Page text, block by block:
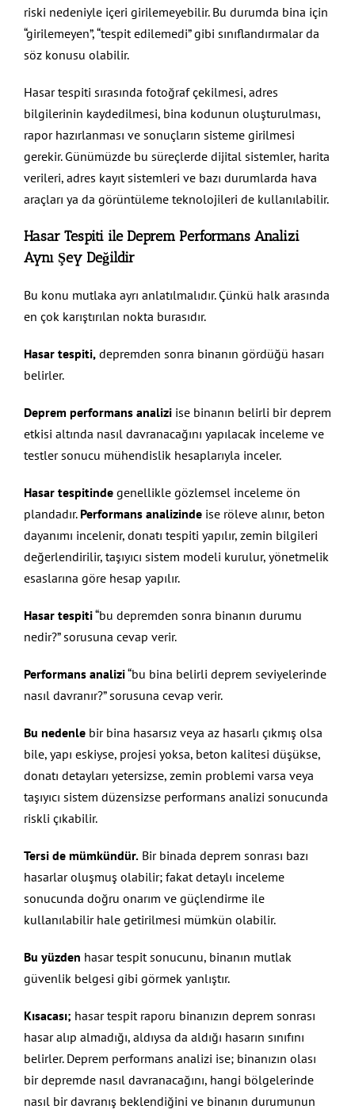
riski nedeniyle içeri girilemeyebilir. Bu durumda bina için
“girilemeyen”, “tespit edilemedi” gibi sınıflandırmalar da
söz konusu olabilir.
Hasar tespiti sırasında fotoğraf çekilmesi, adres
bilgilerinin kaydedilmesi, bina kodunun oluşturulması,
rapor hazırlanması ve sonuçların sisteme girilmesi
gerekir. Günümüzde bu süreçlerde dijital sistemler, harita
verileri, adres kayıt sistemleri ve bazı durumlarda hava
araçları ya da görüntüleme teknolojileri de kullanılabilir.
Hasar Tespiti ile Deprem Performans Analizi
Aynı Şey Değildir
Bu konu mutlaka ayrı anlatılmalıdır. Çünkü halk arasında
en çok karıştırılan nokta burasıdır.
Hasar tespiti,depremden sonra binanın gördüğü hasarı
belirler.
Deprem performans analiziise binanın belirli bir deprem
etkisi altında nasıl davranacağını yapılacak inceleme ve
testler sonucu mühendislik hesaplarıyla inceler.
Hasar tespitindegenellikle gözlemsel inceleme ön
plandadır. Performans analizindeise röleve alınır, beton
dayanımı incelenir, donatı tespiti yapılır, zemin bilgileri
değerlendirilir, taşıyıcı sistem modeli kurulur, yönetmelik
esaslarına göre hesap yapılır.
Hasar tespiti“bu depremden sonra binanın durumu
nedir?” sorusuna cevap verir.
Performans analizi“bu bina belirli deprem seviyelerinde
nasıl davranır?” sorusuna cevap verir.
Bu nedenlebir bina hasarsız veya az hasarlı çıkmış olsa
bile, yapı eskiyse, projesi yoksa, beton kalitesi düşükse,
donatı detayları yetersizse, zemin problemi varsa veya
taşıyıcı sistem düzensizse performans analizi sonucunda
riskli çıkabilir.
Tersi de mümkündür.Bir binada deprem sonrası bazı
hasarlar oluşmuş olabilir; fakat detaylı inceleme
sonucunda doğru onarım ve güçlendirme ile
kullanılabilir hale getirilmesi mümkün olabilir.
Bu yüzden hasar tespit sonucunu, binanın mutlak
güvenlik belgesi gibi görmek yanlıştır.
Kısacası; hasar tespit raporu binanızın deprem sonrası
hasar alıp almadığı, aldıysa da aldığı hasarın sınıfını
belirler. Deprem performans analizi ise; binanızın olası
bir depremde nasıl davranacağını, hangi bölgelerinde
nasıl bir davranış beklendiğini ve binanın durumunun